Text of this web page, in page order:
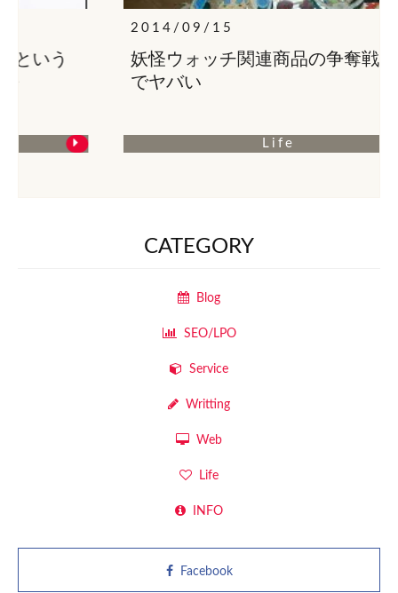
2014/09/15
妖怪ウォッチ関連商品の争奪戦がマジ
CATEGORY
Blog
SEO/LPO
Service
Writting
Web
Life
INFO
Facebook